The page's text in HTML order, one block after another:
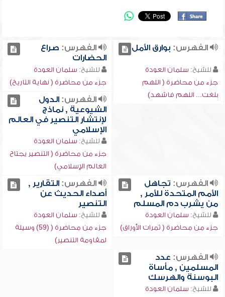
الفهرس: بوارق الأمل
للشيخ: سلمان العودة
جزء من محاضرة ( اللهم
بلغت... اللهم فاشهد)
الفهرس: صراع
الحضارات
للشيخ: سلمان العودة
جزء من محاضرة ( نهاية التاريخ)
الفهرس:الدول
الشيوعية , نماذج
لإنتشار التنصير في العالم
الإسلامي
للشيخ: سلمان العودة
جزء من محاضرة ( التنصير يجتاح
العالم الإسلامي)
الفهرس: تجاهل
الأمم المتحدة للأمر ,
من يشرب دم المسلم
للشيخ: سلمان العودة
جزء من محاضرة ( ثمرات الأوراق)
الفهرس:التقارير ,
أصداء الحديث عن
التنصير
للشيخ: سلمان العودة
جزء من محاضرة ( (59) وسيلة
لمقاومة التنصير)
الفهرس: عدد
المسلمين , مأساة
البوسنة والهرسك
للشيخ: سلمان العودة